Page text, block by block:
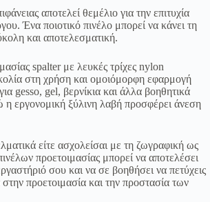
αποτελεί θεμέλιο για την επιτυχία
Ένα ποιοτικό πινέλο μπορεί να κάνει τη
και αποτελεσματική.
spalter με λευκές τρίχες nylon
στη χρήση και ομοιόμορφη εφαρμογή
gesso, gel, βερνίκια και άλλα βοηθητικά
η εργονομική ξύλινη λαβή προσφέρει άνεση
είτε ασχολείσαι με τη ζωγραφική ως
προετοιμασίας μπορεί να αποτελέσει
σου και να σε βοηθήσει να πετύχεις
προετοιμασία και την προστασία των